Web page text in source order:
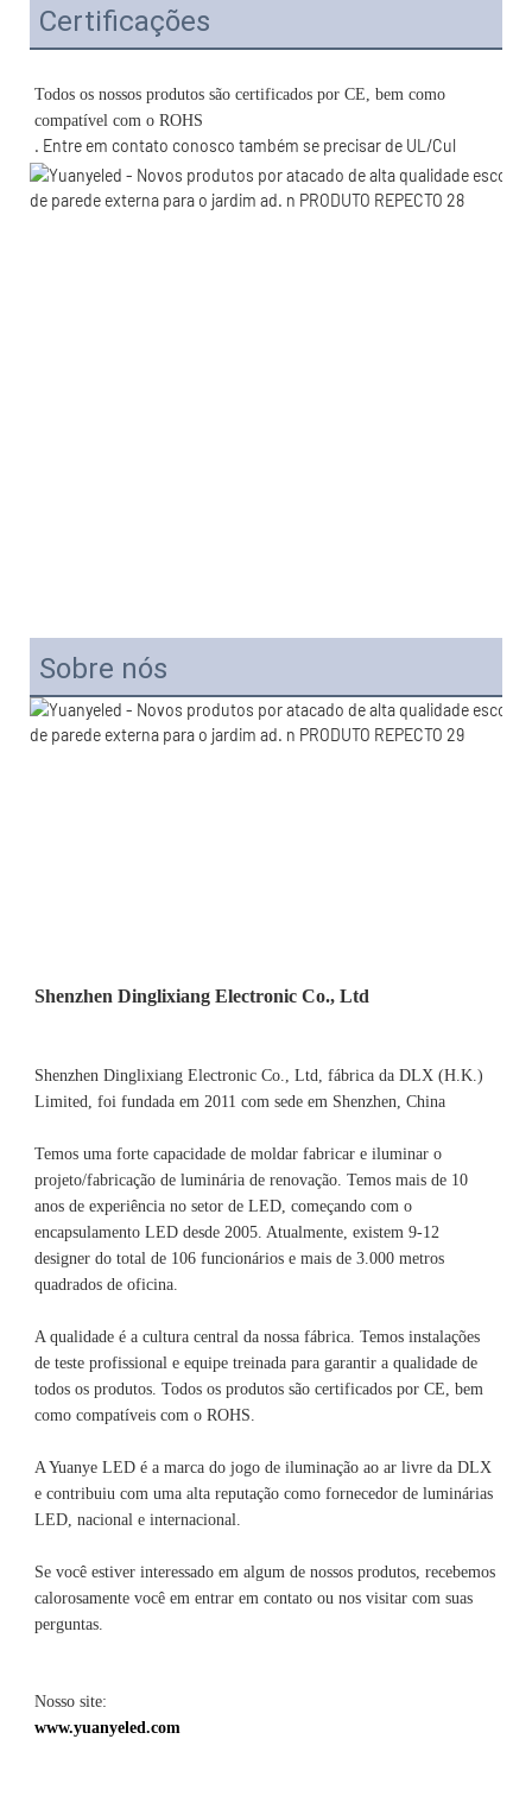
Certificações
Todos os nossos produtos são certificados por CE, bem como
. Entre em contato conosco também se precisar de UL/Cul
Sobre nós
Shenzhen Dinglixiang Electronic Co., Ltd, fábrica da DLX (H.K.)
Limited, foi fundada em 2011 com sede em Shenzhen, China
Temos uma forte capacidade de moldar fabricar e iluminar o
projeto/fabricação de luminária de renovação. Temos mais de 10
anos de experiência no setor de LED, começando com o
encapsulamento LED desde 2005. Atualmente, existem 9-12
designer do total de 106 funcionários e mais de 3.000 metros
A qualidade é a cultura central da nossa fábrica. Temos instalações
de teste profissional e equipe treinada para garantir a qualidade de
todos os produtos. Todos os produtos são certificados por CE, bem
A Yuanye LED é a marca do jogo de iluminação ao ar livre da DLX
e contribuiu com uma alta reputação como fornecedor de luminárias
Se você estiver interessado em algum de nossos produtos, recebemos
calorosamente você em entrar em contato ou nos visitar com suas
Nosso site: